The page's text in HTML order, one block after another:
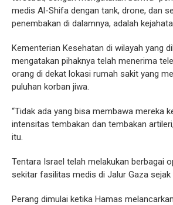
medis Al-Shifa dengan tank, drone, dan
penembakan di dalamnya, adalah
Kementerian Kesehatan di wilayah yang
mengatakan pihaknya telah menerima
orang di dekat lokasi rumah sakit yang
puluhan korban jiwa.
“Tidak ada yang bisa membawa mereka
intensitas tembakan dan tembakan
itu.
Tentara Israel telah melakukan berbagai
sekitar fasilitas medis di Jalur Gaza sejak
Perang dimulai ketika Hamas